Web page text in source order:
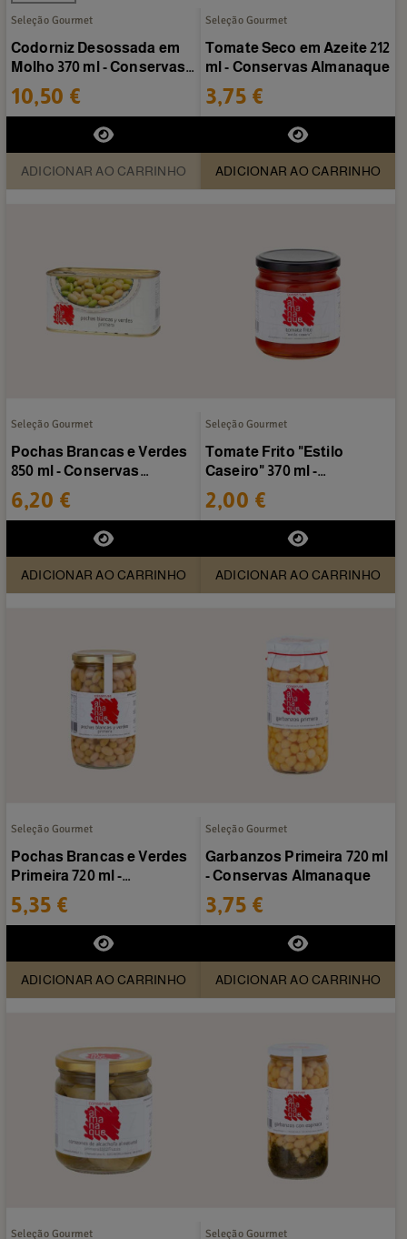
Seleção Gourmet
Codorniz Desossada em
Molho 370 ml - Conservas
Almanaque
10,50 €
ADICIONAR AO CARRINHO
Seleção Gourmet
Tomate Seco em Azeite 212
ml - Conservas Almanaque
3,75 €
ADICIONAR AO CARRINHO
Seleção Gourmet
Pochas Brancas e Verdes
850 ml - Conservas
Almanaque
6,20 €
ADICIONAR AO CARRINHO
Seleção Gourmet
Tomate Frito "Estilo
Caseiro" 370 ml -
Conservas Almanaque
2,00 €
ADICIONAR AO CARRINHO
Seleção Gourmet
Pochas Brancas e Verdes
Primeira 720 ml -
Conservas Almanaque
5,35 €
ADICIONAR AO CARRINHO
Seleção Gourmet
Garbanzos Primeira 720 ml
- Conservas Almanaque
3,75 €
ADICIONAR AO CARRINHO
Seleção Gourmet Seleção Gourmet